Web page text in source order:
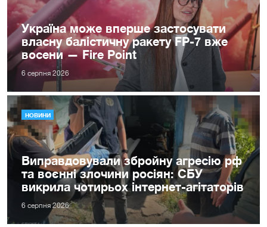
Україна може вперше застосувати
власну балістичну ракету FP-7 вже
восени — Fire Point
6 серпня 2026
НОВИНИ
Виправдовували збройну агресію рф
та воєнні злочини росіян: СБУ
викрила чотирьох інтернет-агітаторів
6 серпня 2026